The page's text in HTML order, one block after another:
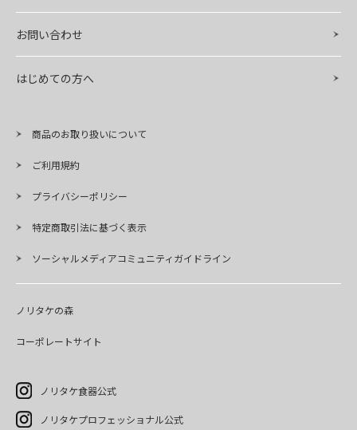
お問い合わせ
はじめての方へ
商品のお取り扱いについて
ご利用規約
プライバシーポリシー
特定商取引法に基づく表示
ソーシャルメディアコミュニティガイドライン
ノリタケの森
コーポレートサイト
ノリタケ食器公式
ノリタケプロフェッショナル公式